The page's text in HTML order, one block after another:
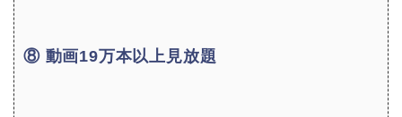
⑧ 動画19万本以上見放題